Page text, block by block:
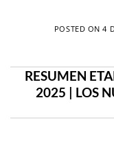
POSTED ON4
RESUMEN
2025 | LOS